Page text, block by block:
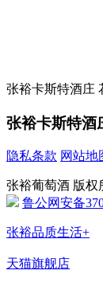
张裕卡斯特酒庄
张裕卡斯特酒
隐私条款 网站地
张裕葡萄酒 版权
鲁公网安备
张裕品质生活+
天猫旗舰店